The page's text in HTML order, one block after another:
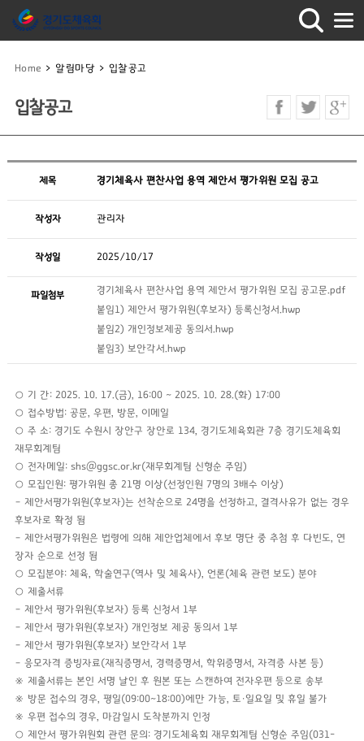
Home > 알림마당 > 입찰공고
입찰공고
제목 경기체육사 편찬사업 용역 제안서 평가위원 모집 공고
작성자 관리자
작성일 2025/10/17
파일첨부
경기체육사 편찬사업 용역 제안서 평가위원 모집 공고문.pdf
붙임1) 제안서 평가위원(후보자) 등록신청서.hwp
붙임2) 개인정보제공 동의서.hwp
붙임3) 보안각서.hwp
○ 기 간: 2025. 10. 17.(금), 16:00 ~ 2025. 10. 28.(화) 17:00
○ 접수방법: 공문, 우편, 방문, 이메일
○ 주 소: 경기도 수원시 장안구 장안로 134, 경기도체육회관 7층 경기도체육회
재무회계팀
○ 전자메일: shs@ggsc.or.kr(재무회계팀 신형순 주임)
○ 모집인원: 평가위원 총 21명 이상(선정인원 7명의 3배수 이상)
– 제안서평가위원(후보자)는 선착순으로 24명을 선정하고, 결격사유가 없는 경우
후보자로 확정 됨
– 제안서평가위원은 법령에 의해 제안업체에서 후보 명단 중 추첨 후 다빈도, 연
장자 순으로 선정 됨
○ 모집분야: 체육, 학술연구(역사 및 체육사), 언론(체육 관련 보도) 분야
○ 제출서류
– 제안서 평가위원(후보자) 등록 신청서 1부
– 제안서 평가위원(후보자) 개인정보 제공 동의서 1부
– 제안서 평가위원(후보자) 보안각서 1부
– 응모자격 증빙자료(재직증명서, 경력증명서, 학위증명서, 자격증 사본 등)
※ 제출서류는 본인 서명 날인 후 원본 또는 스캔하여 전자우편 등으로 송부
※ 방문 접수의 경우, 평일(09:00~18:00)에만 가능, 토·일요일 및 휴일 불가
※ 우편 접수의 경우, 마감일시 도착분까지 인정
○ 제안서 평가위원회 관련 문의: 경기도체육회 재무회계팀 신형순 주임(031-